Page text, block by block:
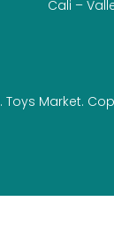
Cali –
. Toys Market.